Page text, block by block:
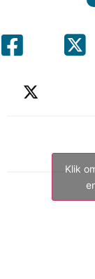
Klik